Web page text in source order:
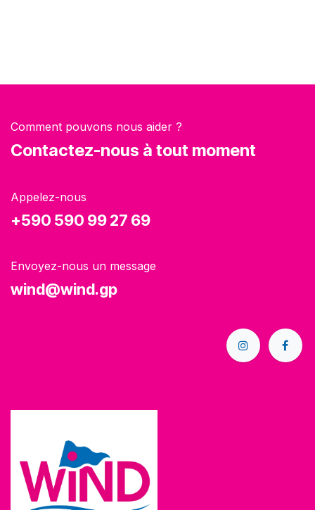
Comment pouvons nous aider ?
Contactez-nous à tout moment
Appelez-nous
+590 590 99 27 69
Envoyez-nous un message
wind@wind.gp